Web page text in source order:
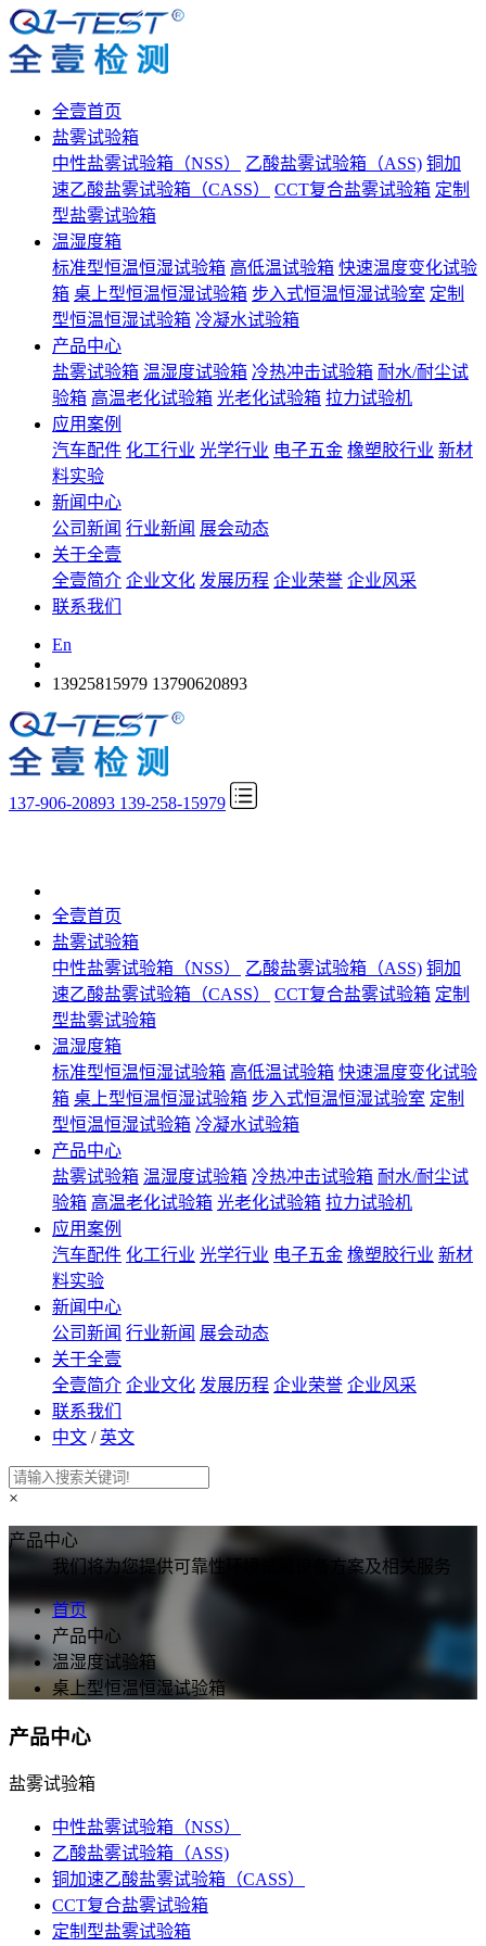
全壹首页
盐雾试验箱
中性盐雾试验箱（NSS）
乙酸盐雾试验箱（ASS) 铜加
速乙酸盐雾试验箱（CASS）
CCT复合盐雾试验箱 定制
型盐雾试验箱
温湿度箱
标准型恒温恒湿试验箱 高低温试验箱 快速温度变化试验
箱 桌上型恒温恒湿试验箱 步入式恒温恒湿试验室 定制
型恒温恒湿试验箱 冷凝水试验箱
产品中心
盐雾试验箱 温湿度试验箱 冷热冲击试验箱 耐水/耐尘试
验箱 高温老化试验箱 光老化试验箱 拉力试验机
应用案例
汽车配件 化工行业 光学行业 电子五金 橡塑胶行业 新材
料实验
新闻中心
公司新闻 行业新闻 展会动态
关于全壹
全壹简介 企业文化 发展历程 企业荣誉 企业风采
联系我们
En
13925815979 13790620893
137-906-20893 139-258-15979
全壹首页
盐雾试验箱
中性盐雾试验箱（NSS）
乙酸盐雾试验箱（ASS) 铜加
速乙酸盐雾试验箱（CASS）
CCT复合盐雾试验箱 定制
型盐雾试验箱
温湿度箱
标准型恒温恒湿试验箱 高低温试验箱 快速温度变化试验
箱 桌上型恒温恒湿试验箱 步入式恒温恒湿试验室 定制
型恒温恒湿试验箱 冷凝水试验箱
产品中心
盐雾试验箱 温湿度试验箱 冷热冲击试验箱 耐水/耐尘试
验箱 高温老化试验箱 光老化试验箱 拉力试验机
应用案例
汽车配件 化工行业 光学行业 电子五金 橡塑胶行业 新材
料实验
新闻中心
公司新闻 行业新闻 展会动态
关于全壹
全壹简介 企业文化 发展历程 企业荣誉 企业风采
联系我们
中文 / 英文
×
产品中心
我们将为您提供可靠性环境试验设备方案及相关服务
首页
产品中心
温湿度试验箱
桌上型恒温恒湿试验箱
产品中心
盐雾试验箱
中性盐雾试验箱（NSS）
乙酸盐雾试验箱（ASS)
铜加速乙酸盐雾试验箱（CASS）
CCT复合盐雾试验箱
定制型盐雾试验箱